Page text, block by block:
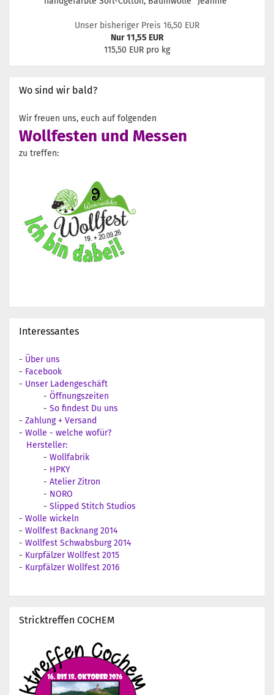
Unser bisheriger Preis 16,50 EUR
Nur 11,55 EUR
115,50 EUR pro kg
Wo sind wir bald?
Wir freuen uns, euch auf folgenden
Wollfesten und Messen
zu treffen:
Interessantes
- Über uns
- Facebook
- Unser Ladengeschäft
- Öffnungszeiten
- So findest Du uns
- Zahlung + Versand
- Wolle - welche wofür?
Hersteller:
- Wollfabrik
- HPKY
- Atelier Zitron
- NORO
- Slipped Stitch Studios
- Wolle wickeln
- Wollfest Backnang 2014
- Wollfest Schwabsburg 2014
- Kurpfälzer Wollfest 2015
- Kurpfälzer Wollfest 2016
Stricktreffen COCHEM